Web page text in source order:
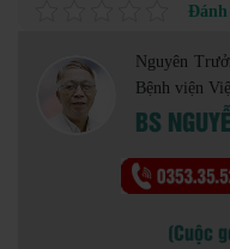
Đánh
Nguyên
Bệnh viện
BS
(Cuộc